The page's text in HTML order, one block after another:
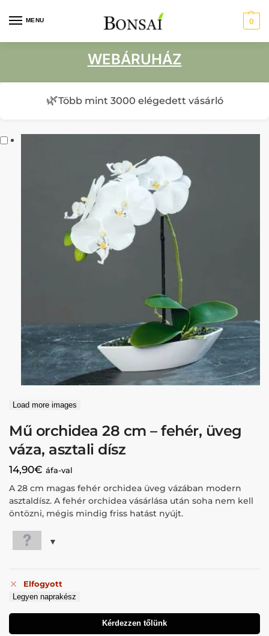
MENU 0
WEBÁRUHÁZ
🌿Több mint 3000 elégedett vásárló
Load more images
Mű orchidea 28 cm – fehér, üveg
váza, asztali dísz
14,90€ áfa-val
A 28 cm magas fehér orchidea üveg vázában modern
asztaldísz. A fehér orchidea vásárlása után soha nem kell
öntözni, mégis mindig friss hatást nyújt.
Elfogyott
Legyen naprakész
Kérdezzen tőlünk